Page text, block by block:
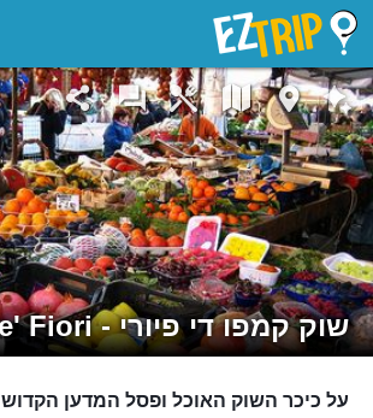
שוק קמפו די פיורי - Campo de' Fiori
על כיכר השוק האוכל ופסל המדען הקדוש
EZTrip